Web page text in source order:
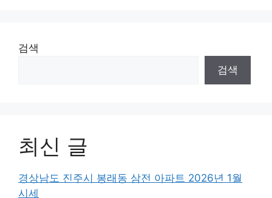
검색
검색
최신 글
경상남도 진주시 봉래동 삼전 아파트 2026년 1월
시세